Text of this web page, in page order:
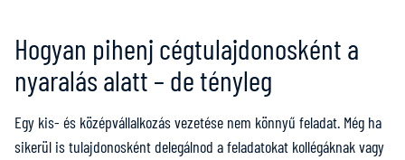
Hogyan pihenj cégtulajdonosként a
nyaralás alatt – de tényleg
Egy kis- és középvállalkozás vezetése nem könnyű feladat. Még ha
sikerül is tulajdonosként delegálnod a feladatokat kollégáknak vagy